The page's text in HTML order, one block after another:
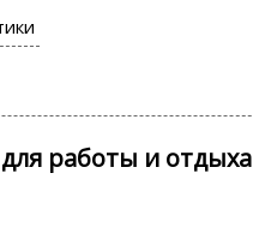
для работы и отдыха